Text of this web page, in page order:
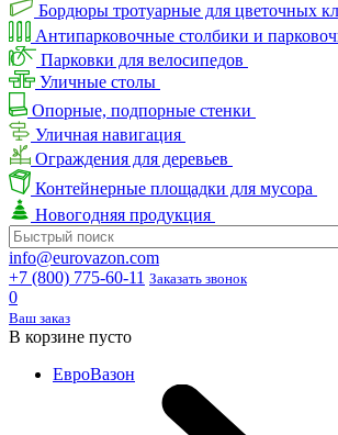
Бордюры тротуарные для цветочных
Антипарковочные столбики и
Парковки для велосипедов
Уличные столы
Опорные, подпорные стенки
Уличная навигация
Ограждения для деревьев
Контейнерные площадки для мусора
Новогодняя продукция
info@eurovazon.com
+7 (800) 775-60-11 Заказать звонок
0
Ваш заказ
В корзине пусто
ЕвроВазон